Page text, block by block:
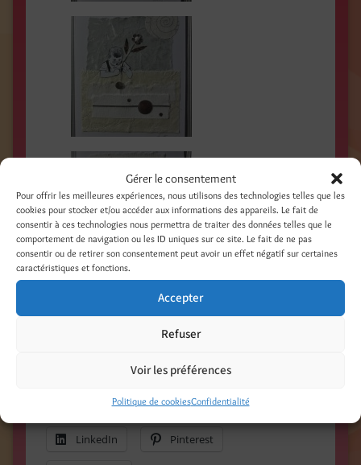
Gérer le consentement
Pour offrir les meilleures expériences, nous utilisons des technologies telles que les
cookies pour stocker et/ou accéder aux informations des appareils. Le fait de
consentir à ces technologies nous permettra de traiter des données telles que le
comportement de navigation ou les ID uniques sur ce site. Le fait de ne pas
consentir ou de retirer son consentement peut avoir un effet négatif sur certaines
caractéristiques et fonctions.
Accepter
Refuser
Voir les préférences
Politique de cookiesConfidentialité
Collage of hand made papers, silver acrylic
mirrors
, ribbon, bead & strass, vintage illustrations
Facebook
Threads
LinkedIn Pinterest